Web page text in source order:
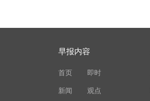
早报内容
首页 即时
新闻 观点